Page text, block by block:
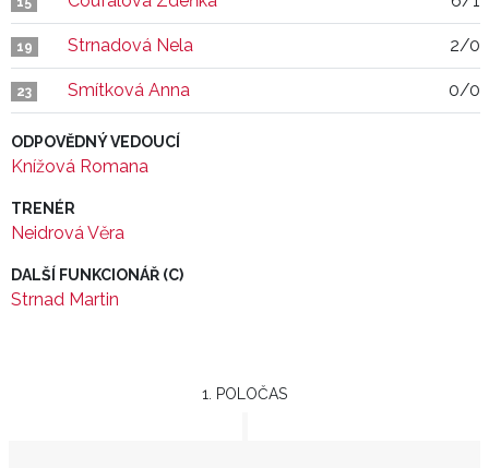
19 Strnadová Nela 2/0
23 Smítková Anna 0/0
ODPOVĚDNÝ VEDOUCÍ
Knížová Romana
TRENÉR
Neidrová Věra
DALŠÍ FUNKCIONÁŘ (C)
Strnad Martin
1. POLOČAS